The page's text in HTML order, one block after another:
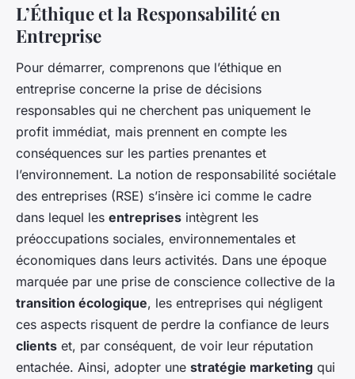
L’Éthique et la Responsabilité en
Entreprise
Pour démarrer, comprenons que l’éthique en
entreprise concerne la prise de décisions
responsables qui ne cherchent pas uniquement le
profit immédiat, mais prennent en compte les
conséquences sur les parties prenantes et
l’environnement. La notion de responsabilité sociétale
des entreprises (RSE) s’insère ici comme le cadre
dans lequel les entreprises intègrent les
préoccupations sociales, environnementales et
économiques dans leurs activités. Dans une époque
marquée par une prise de conscience collective de la
transition écologique, les entreprises qui négligent
ces aspects risquent de perdre la confiance de leurs
clients et, par conséquent, de voir leur réputation
entachée. Ainsi, adopter une stratégie marketing qui